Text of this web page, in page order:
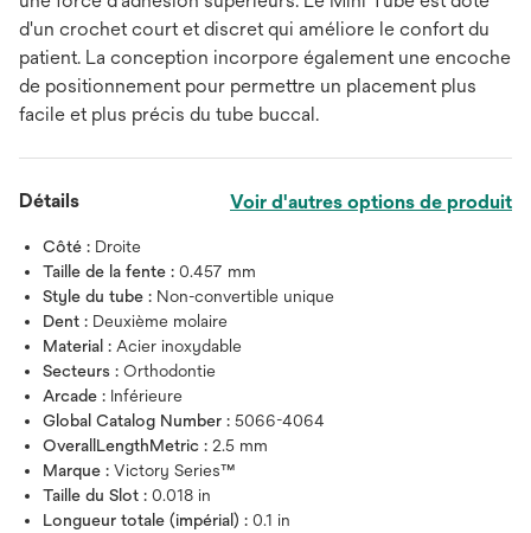
d'un crochet court et discret qui améliore le confort du
patient. La conception incorpore également une encoche
de positionnement pour permettre un placement plus
facile et plus précis du tube buccal.
Détails Voir d'autres options de produit
Côté : Droite
Taille de la fente : 0.457 mm
Style du tube : Non-convertible unique
Dent : Deuxième molaire
Material : Acier inoxydable
Secteurs : Orthodontie
Arcade : Inférieure
Global Catalog Number : 5066-4064
OverallLengthMetric : 2.5 mm
Marque : Victory Series™
Taille du Slot : 0.018 in
Longueur totale (impérial) : 0.1 in